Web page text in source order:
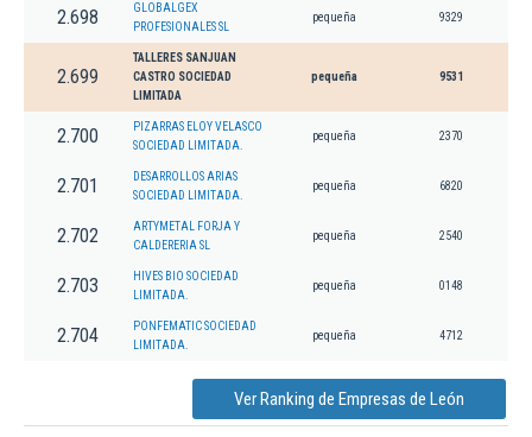
2.698
GLOBALGEX
PROFESIONALES SL
pequeña 9329
2.699
TALLERES SANJUAN
CASTRO SOCIEDAD
LIMITADA
pequeña 9531
2.700
PIZARRAS ELOY VELASCO
SOCIEDAD LIMITADA.
pequeña 2370
2.701
DESARROLLOS ARIAS
SOCIEDAD LIMITADA.
pequeña 6820
2.702
ARTYMETAL FORJA Y
CALDERERIA SL
pequeña 2540
2.703
HIVES BIO SOCIEDAD
LIMITADA.
pequeña 0148
2.704
PONFEMATIC SOCIEDAD
LIMITADA.
pequeña 4712
Ver Ranking de Empresas de León